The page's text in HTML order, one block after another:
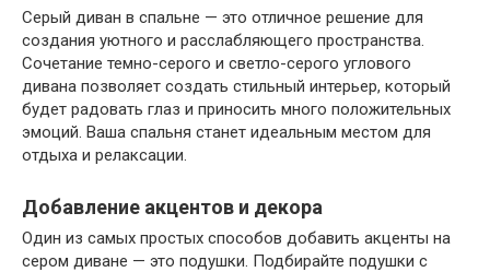
Серый диван в спальне — это отличное решение для
создания уютного и расслабляющего пространства.
Сочетание темно-серого и светло-серого углового
дивана позволяет создать стильный интерьер, который
будет радовать глаз и приносить много положительных
эмоций. Ваша спальня станет идеальным местом для
отдыха и релаксации.
Добавление акцентов и декора
Один из самых простых способов добавить акценты на
сером диване — это подушки. Подбирайте подушки с